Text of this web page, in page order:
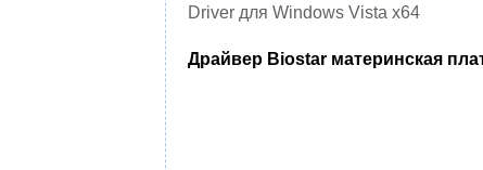
Driver для Windows Vista x64
Драйвер Biostar материнская